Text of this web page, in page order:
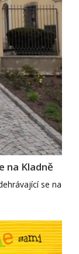
na Kladně
se na